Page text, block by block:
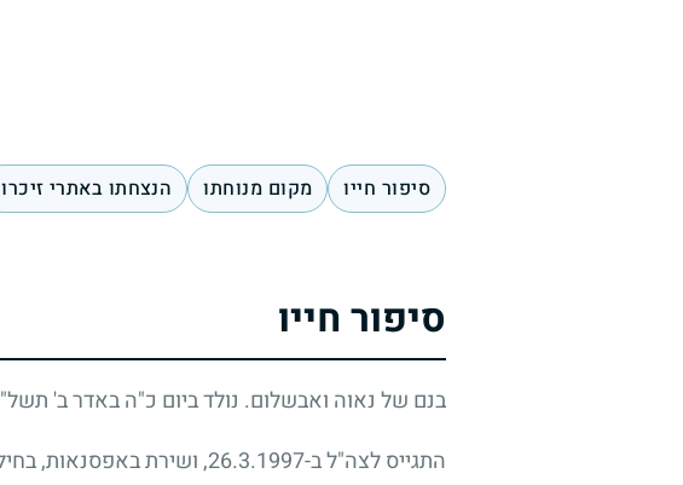
סיפור חייו מקום מנוחתו הנצחתו באתרי
סיפור חייו
בנם של נאוה ואבשלום. נולד ביום כ"ה באדר ב' תשל"ח (3.4.1978)
התגייס לצה"ל ב-26.3.1997, ושירת באפסנאות, בחיל כללי, ביחידת מיטב שבתל השומר.